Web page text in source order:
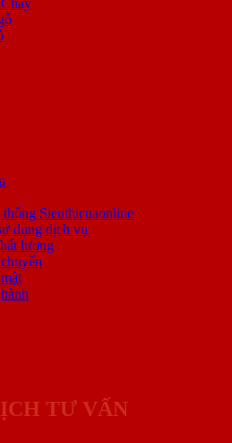
Sieuthicuaonline
dụng dịch vụ
lượng
TƯ VẤN